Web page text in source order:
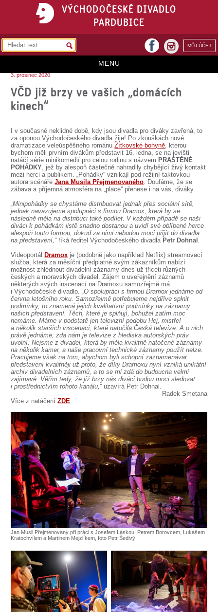
VÝCHODOČESKÉ DIVADLO
PARDUBICE
MŮJ ÚČET
facebook
MENU
VSTUPENKY
PŘEDPLATNÉ
KONTAKTY
O DIVADLE
SOUBOR
DÁLE NABÍZÍME
3. prosinec 2020
VČD již brzy ve vašich „domácích
kinech“
I v současné neklidné době, kdy jsou divadla pro diváky zavřená, to
za oponou Východočeského divadla žije! Po zkouškách nové
dramatizace veleúspěšného románuŽítkovské bohyně, kterou
bychom měli prvním divákům představit 16. ledna, se na jevišti
natáčí série minikomedií pro celou rodinu s názvem PRAŠTĚNÉ
POHÁDKY, jež by alespoň částečně nahradily chybějící živý kontakt
mezi herci a publikem. „Pohádky“ vznikají pod režijní taktovkou
autora scénářeJana Musila Přejmenovaného. Doufáme, že se
zábava a příjemná atmosféra na „place“ přenese i na vás, diváky.
„Minipohádky se chystáme distribuovat jednak přes sociální sítě,
jednak navazujeme spolupráci s firmou Dramox, která by se
následně měla na distribuci také podílet. V každém případě se naši
diváci k pohádkám jistě snadno dostanou a uvidí své oblíbené herce
alespoň touto formou, dokud za nimi nebudou moci přijít do divadla
na představení,“říká ředitel Východočeského divadla Petr Dohnal .
Videoportál Dramox je (podobně jako například Netflix) streamovací
služba, která za měsíční předplatné svým zákazníkům nabízí
možnost zhlédnout divadelní záznamy dnes už třiceti různých
českých a moravských divadel. Zájem o uveřejnění záznamů
některých svých inscenací na Dramoxu samozřejmě má
i Východočeské divadlo.„O spolupráci s firmou Dramox jednáme od
června letošního roku. Samozřejmě potřebujeme nejdříve splnit
podmínky, to znamená jejich kvalitativní podmínky na záznamy
našich představení. Těch, které je splňují, bohužel zatím moc
nemáme. Máme v podstatě jen televizní podobu Hej, mistře!
a několik starších inscenací, které natočila Česká televize. A o nich
právě jednáme, zda nám je televize z hlediska autorských práv
uvolní. Nejsme z divadel, která by měla kvalitně natočené záznamy
na několik kamer, a naše pracovní technické záznamy použít nelze.
Pracujeme však na tom, abychom byli schopní zaznamenávat
představení kvalitněji už proto, že díky Dramoxu nyní vzniká unikátní
archiv divadelních záznamů, a to se mi zdá do budoucna velmi
zajímavé. Věřím tedy, že již brzy nás diváci budou moci sledovat
i prostřednictvím tohoto kanálu,“uzavírá Petr Dohnal.
Radek Smetana
Více z natáčeníZDE.
Jan Musil Přejmenovaný při práci s Josefem Láskou, Petrem Borovcem, Lukášem
Kratochvílem a Martinem Mejzlíkem, foto Petr Šedivý